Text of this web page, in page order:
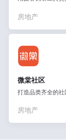
房地产
微棠社区
打造品类齐全的
房地产